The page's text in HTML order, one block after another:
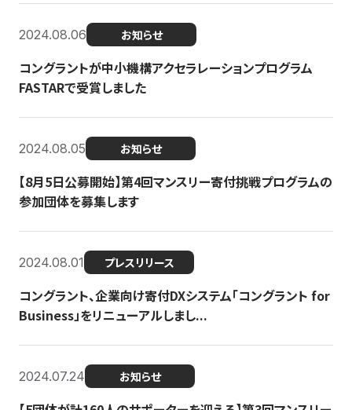
2024.08.06 お知らせ
コングラントが中小機構アクセラレーションプログラム
FASTARで受賞しました
2024.08.05 お知らせ
【8月5日公募開始】第4回マンスリー寄付挑戦プログラムの
参加団体を募集します
2024.08.01 プレスリリース
コングラント、企業向け寄付DXシステム「コングラント for
Business」をリニューアルしまし...
2024.07.24 お知らせ